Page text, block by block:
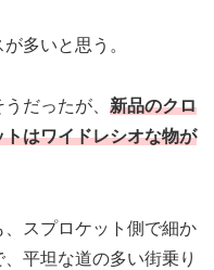
多いと思う。
だったが、 新品のクロ
はワイドレシオな物が
スプロケット側で細か
平坦な道の多い街乗り